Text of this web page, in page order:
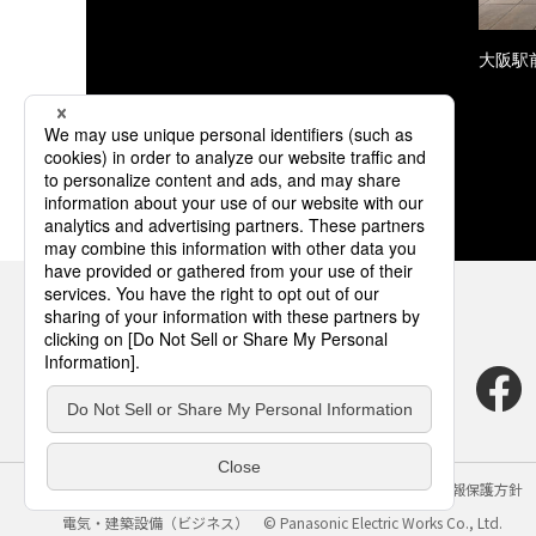
大阪
サイトのご利用にあたって クッキーポリシー
個人情報保護方針
電気・建築設備（ビジネス）
© Panasonic Electric Works Co., Ltd.